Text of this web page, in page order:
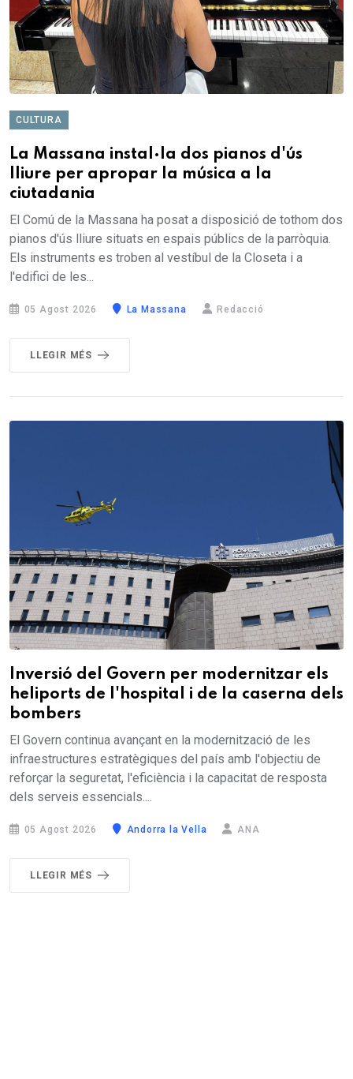
CULTURA
La Massana instal·la dos pianos d'ús
lliure per apropar la música a la
ciutadania
El Comú de la Massana ha posat a disposició de tothom dos
pianos d'ús lliure situats en espais públics de la parròquia.
Els instruments es troben al vestíbul de la Closeta i a
l'edifici de les...
05 Agost 2026 La Massana Redacció
LLEGIR MÉS
Inversió del Govern per modernitzar els
heliports de l'hospital i de la caserna dels
bombers
El Govern continua avançant en la modernització de les
infraestructures estratègiques del país amb l'objectiu de
reforçar la seguretat, l'eficiència i la capacitat de resposta
dels serveis essencials....
05 Agost 2026 Andorra la Vella ANA
LLEGIR MÉS